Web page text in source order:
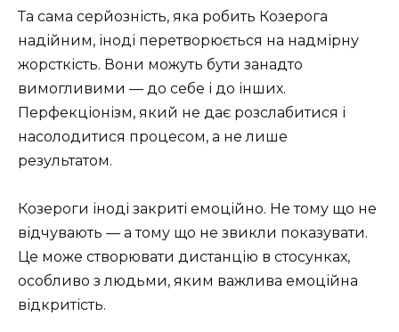
Та сама серйозність, яка робить Козерога
надійним, іноді перетворюється на надмірну
жорсткість. Вони можуть бути занадто
вимогливими — до себе і до інших.
Перфекціонізм, який не дає розслабитися і
насолодитися процесом, а не лише
результатом.
Козероги іноді закриті емоційно. Не тому що не
відчувають — а тому що не звикли показувати.
Це може створювати дистанцію в стосунках,
особливо з людьми, яким важлива емоційна
відкритість.